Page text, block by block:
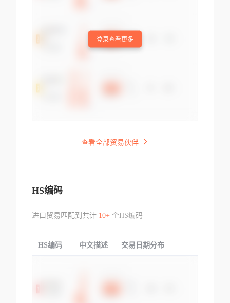
登录查看更多
查看全部贸易伙伴
HS编码
进口贸易匹配到共计 10+个HS编码
HS编码 中文描述 交易日期分布